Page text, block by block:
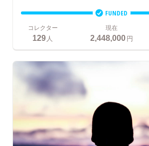
FUNDED
コレクター
129人
現在
2,448,000円